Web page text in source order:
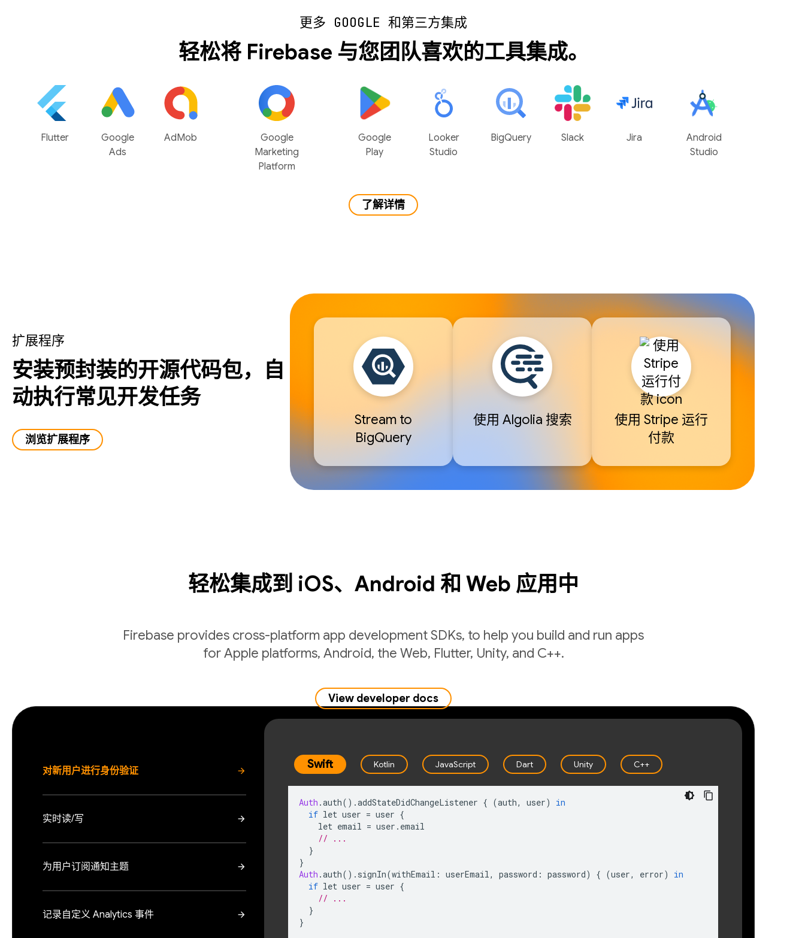
更多 GOOGLE 和第三方集成
轻松将 Firebase 与您团队喜欢的工具集成。
Flutter
Google
Ads
AdMob
Google
Marketing
Platform
Google
Play
Looker
Studio
BigQuery Slack Jira
Android
Studio
了解详情
扩展程序
安装预封装的开源代码包，自
动执行常见开发任务
浏览扩展程序
Stream to
BigQuery
使用 Algolia 搜索
使用 Stripe 运行
付款
轻松集成到 iOS、Android 和 Web 应用中
Firebase provides cross-platform app development SDKs, to help you build and run apps
for Apple platforms, Android, the Web, Flutter, Unity, and C++.
View developer docs